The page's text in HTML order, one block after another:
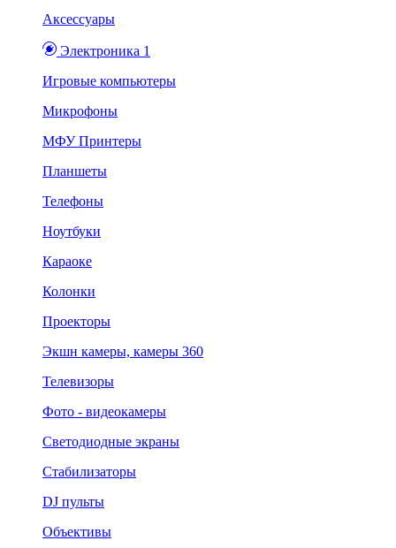
Аксессуары
Электроника 1
Игровые компьютеры
Микрофоны
МФУ Принтеры
Планшеты
Телефоны
Ноутбуки
Караоке
Колонки
Проекторы
Экшн камеры, камеры 360
Телевизоры
Фото - видеокамеры
Светодиодные экраны
Стабилизаторы
DJ пульты
Объективы